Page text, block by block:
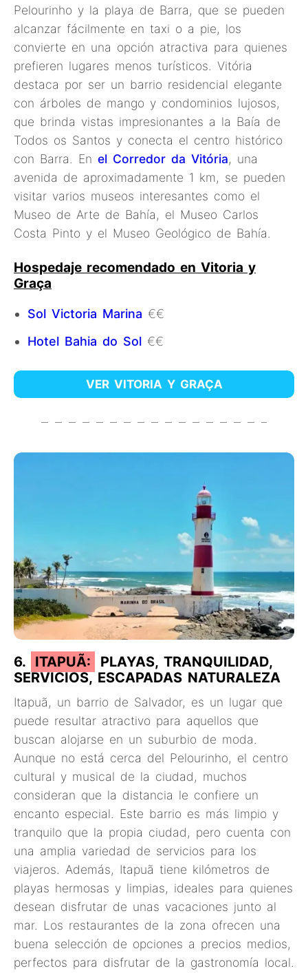
Pelourinho y la playa de Barra, que se pueden
alcanzar fácilmente en taxi o a pie, los
convierte en una opción atractiva para quienes
prefieren lugares menos turísticos. Vitória
destaca por ser un barrio residencial elegante
con árboles de mango y condominios lujosos,
que brinda vistas impresionantes a la Baía de
Todos os Santos y conecta el centro histórico
con Barra. En el Corredor da Vitória, una
avenida de aproximadamente 1 km, se pueden
visitar varios museos interesantes como el
Museo de Arte de Bahía, el Museo Carlos
Costa Pinto y el Museo Geológico de Bahía.
Hospedaje recomendado en Vitoria y
Graça
Sol Victoria Marina €€
Hotel Bahia do Sol €€
VER VITORIA Y GRAÇA
6. ITAPUÃ:
PLAYAS, TRANQUILIDAD,
SERVICIOS, ESCAPADAS NATURALEZA
Itapuã, un barrio de Salvador, es un lugar que
puede resultar atractivo para aquellos que
buscan alojarse en un suburbio de moda.
Aunque no está cerca del Pelourinho, el centro
cultural y musical de la ciudad, muchos
consideran que la distancia le confiere un
encanto especial. Este barrio es más limpio y
tranquilo que la propia ciudad, pero cuenta con
una amplia variedad de servicios para los
viajeros. Además, Itapuã tiene kilómetros de
playas hermosas y limpias, ideales para quienes
desean disfrutar de unas vacaciones junto al
mar. Los restaurantes de la zona ofrecen una
buena selección de opciones a precios medios,
perfectos para disfrutar de la gastronomía local.